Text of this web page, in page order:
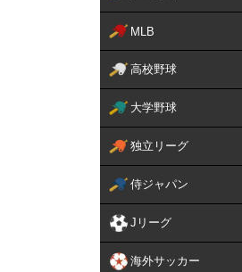
MLB
高校野球
大学野球
独立リーグ
侍ジャパン
Jリーグ
海外サッカー